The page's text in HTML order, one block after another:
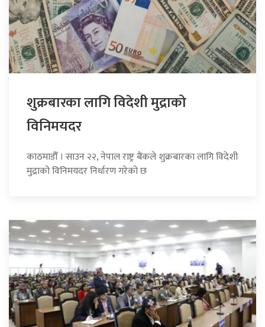
शुक्रबारका लागि विदेशी मुद्राको
विनिमयदर
काठमाडौँ । साउन २२, नेपाल राष्ट्र बैंकले शुक्रबारका लागि विदेशी
मुद्राको विनिमयदर निर्धारण गरेको छ